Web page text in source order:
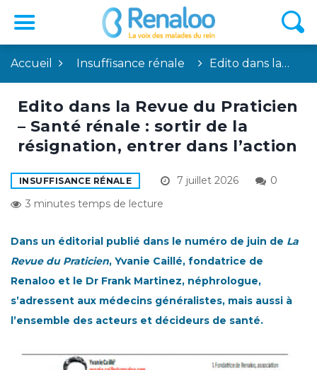
Accueil Insuffisance rénale Edito dans la…
Edito dans la Revue du Praticien
– Santé rénale : sortir de la
résignation, entrer dans l’action
INSUFFISANCE RÉNALE 7 juillet 2026
0
3 minutes temps de lecture
Dans un éditorial publié dans le numéro de juin de La
Revue du Praticien, Yvanie Caillé, fondatrice de
Renaloo et le Dr Frank Martinez, néphrologue,
s’adressent aux médecins généralistes, mais aussi à
l’ensemble des acteurs et décideurs de santé.